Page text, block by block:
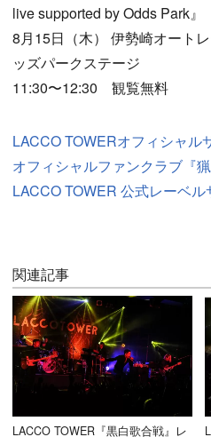
live supported by Odds Park』
8月15日（木） 伊勢崎オート
ッズパークステージ
11:30〜12:30 観覧無料
LACCO TOWERオフィシャル
オフィシャルファンクラブ『猟
LACCO TOWER 公式レーベル
関連記事
LACCO TOWER『黒白歌合戦』レ